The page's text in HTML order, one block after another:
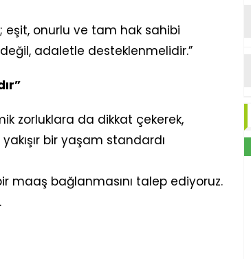
eşit, onurlu ve tam hak sahibi
adaletle desteklenmelidir.”
zorluklara da dikkat çekerek,
bir yaşam standardı
maaş bağlanmasını talep ediyoruz.